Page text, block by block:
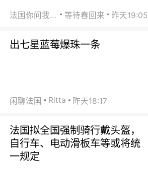
法国你问我答 等待春回来 昨天19:05
出七星蓝莓爆珠一条
闲聊法国 Ritta 昨天18:17
法国拟全国强制骑行戴头盔，
自行车、电动滑板车等或将统
一规定